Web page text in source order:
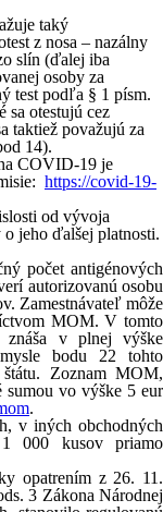
taký
z nosa – nazálny
slín (ďalej iba
osoby za
test podľa § 1 písm.
sa otestujú cez
taktiež považujú za
14).
COVID-19 je
https://covid-19-
od vývoja
jeho ďalšej platnosti.
počet antigénových
autorizovanú osobu
Zamestnávateľ môže
MOM. V tomto
znáša v plnej výške
bodu 22 tohto
štátu. Zoznam MOM,
sumou vo výške 5 eur
.
v iných obchodných
1 000 kusov priamo
opatrením z 26. 11.
3 Zákona Národnej